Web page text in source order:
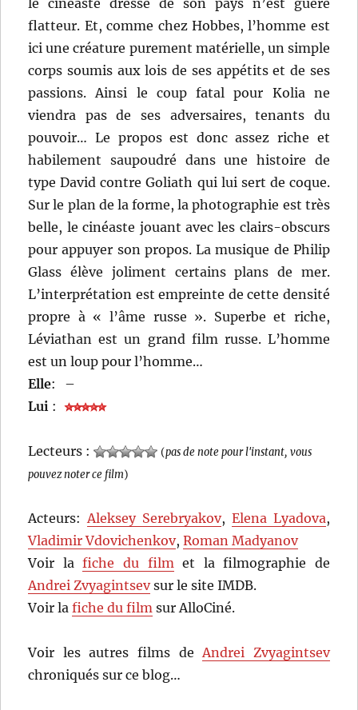
flatteur. Et, comme chez Hobbes, l’homme est
ici une créature purement matérielle, un simple
corps soumis aux lois de ses appétits et de ses
passions. Ainsi le coup fatal pour Kolia ne
viendra pas de ses adversaires, tenants du
pouvoir… Le propos est donc assez riche et
habilement saupoudré dans une histoire de
type David contre Goliath qui lui sert de coque.
Sur le plan de la forme, la photographie est très
belle, le cinéaste jouant avec les clairs-obscurs
pour appuyer son propos. La musique de Philip
Glass élève joliment certains plans de mer.
L’interprétation est empreinte de cette densité
propre à « l’âme russe ». Superbe et riche,
Léviathan est un grand film russe. L’homme
est un loup pour l’homme…
Elle:
–
Lui :
Lecteurs : (pas de note pour l'instant, vous
pouvez noter ce film)
Acteurs: Aleksey Serebryakov, Elena Lyadova,
Vladimir Vdovichenkov,Roman Madyanov
Voir lafiche du film et la filmographie de
Andrei Zvyagintsevsur le site IMDB.
Voir lafiche du film sur AlloCiné.
Voir les autres films de Andrei Zvyagintsev
chroniqués sur ce blog…